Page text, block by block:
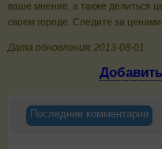
ваше мнение, а также
своем городе. Следите за
Дата обновления: 2013-08-01
Последние комментарии